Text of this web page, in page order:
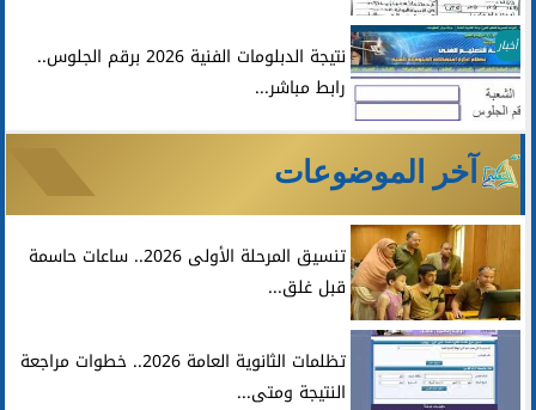
أخبار
نتيجة الدبلومات الفنية 2026 برقم الجلوس..
رابط مباشر...
آخر الموضوعات
تنسيق المرحلة الأولى 2026.. ساعات حاسمة
قبل غلق...
تظلمات الثانوية العامة 2026.. خطوات مراجعة
النتيجة ومتى...